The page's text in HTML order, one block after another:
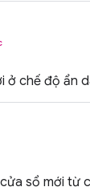
ở chế độ ẩn
sổ mới từ